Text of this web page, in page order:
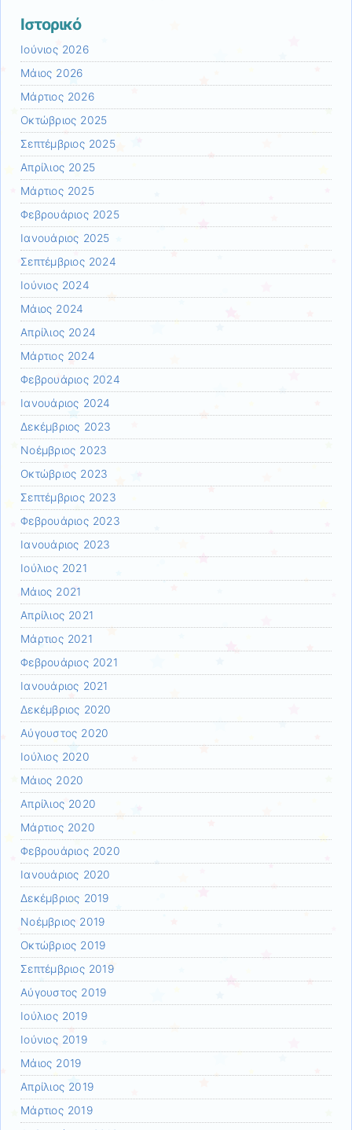
Ιστορικό
Ιούνιος 2026
Μάιος 2026
Μάρτιος 2026
Οκτώβριος 2025
Σεπτέμβριος 2025
Απρίλιος 2025
Μάρτιος 2025
Φεβρουάριος 2025
Ιανουάριος 2025
Σεπτέμβριος 2024
Ιούνιος 2024
Μάιος 2024
Απρίλιος 2024
Μάρτιος 2024
Φεβρουάριος 2024
Ιανουάριος 2024
Δεκέμβριος 2023
Νοέμβριος 2023
Οκτώβριος 2023
Σεπτέμβριος 2023
Φεβρουάριος 2023
Ιανουάριος 2023
Ιούλιος 2021
Μάιος 2021
Απρίλιος 2021
Μάρτιος 2021
Φεβρουάριος 2021
Ιανουάριος 2021
Δεκέμβριος 2020
Αύγουστος 2020
Ιούλιος 2020
Μάιος 2020
Απρίλιος 2020
Μάρτιος 2020
Φεβρουάριος 2020
Ιανουάριος 2020
Δεκέμβριος 2019
Νοέμβριος 2019
Οκτώβριος 2019
Σεπτέμβριος 2019
Αύγουστος 2019
Ιούλιος 2019
Ιούνιος 2019
Μάιος 2019
Απρίλιος 2019
Μάρτιος 2019